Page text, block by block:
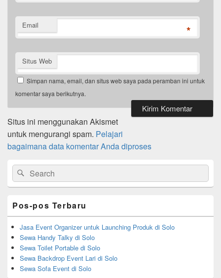
Email *
Situs Web
Simpan nama, email, dan situs web saya pada peramban ini untuk
komentar saya berikutnya.
Situs ini menggunakan Akismet
untuk mengurangi spam. Pelajari
bagaimana data komentar Anda diproses
Primary
Sidebar
Widget
Area
Search
for:
Search
Pos-pos Terbaru
Jasa Event Organizer untuk Launching Produk di Solo
Sewa Handy Talky di Solo
Sewa Toilet Portable di Solo
Sewa Backdrop Event Lari di Solo
Sewa Sofa Event di Solo